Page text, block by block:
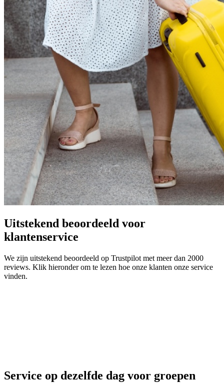
Uitstekend beoordeeld voor
klantenservice
We zijn uitstekend beoordeeld op Trustpilot met meer dan 2000
reviews. Klik hieronder om te lezen hoe onze klanten onze service
vinden.
Service op dezelfde dag voor groepen